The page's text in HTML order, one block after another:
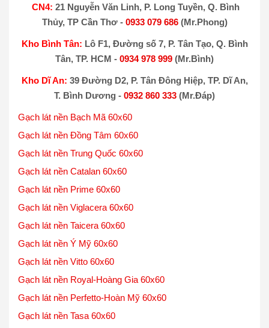
CN4: 21 Nguyễn Văn Linh, P. Long Tuyền, Q. Bình
Thủy, TP Cần Thơ - 0933 079 686(Mr.Phong)
Kho Bình Tân: Lô F1, Đường số 7, P. Tân Tạo, Q. Bình
Tân, TP. HCM - 0934 978 999 (Mr.Bình)
Kho Dĩ An: 39 Đường D2, P. Tân Đông Hiệp, TP. Dĩ An,
T. Bình Dương - 0932 860 333 (Mr.Đáp)
Gạch lát nền Bạch Mã 60x60
Gạch lát nền Đồng Tâm 60x60
Gạch lát nền Trung Quốc 60x60
Gạch lát nền Catalan 60x60
Gạch lát nền Prime 60x60
Gạch lát nền Viglacera 60x60
Gạch lát nền Taicera 60x60
Gạch lát nền Ý Mỹ 60x60
Gạch lát nền Vitto 60x60
Gạch lát nền Royal-Hoàng Gia 60x60
Gạch lát nền Perfetto-Hoàn Mỹ 60x60
Gạch lát nền Tasa 60x60